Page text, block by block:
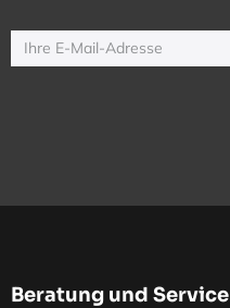
Beratung und Service